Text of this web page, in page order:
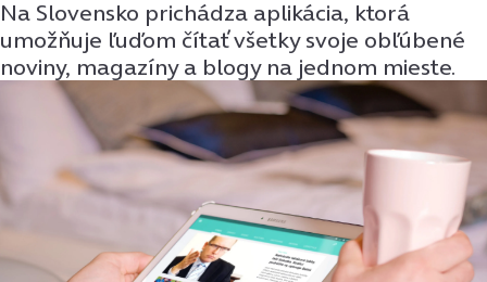
Na Slovensko prichádza aplikácia, ktorá
umožňuje ľuďom čítať všetky svoje obľúbené
noviny, magazíny a blogy na jednom mieste.